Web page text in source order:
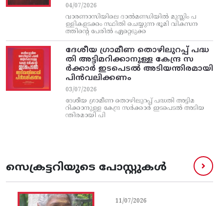
04/07/2026
വാരണാസിയിലെ ദാൽമണ്ഡിയിൽ മുസ്ലിം പ
ള്ളികളടക്കം സ്ഥിതി ചെയ്യുന്ന ഭൂമി വികസന
ത്തിന്റെ പേരിൽ ഏറ്റെടുക്ക
ദേശീയ ഗ്രാമീണ തൊഴിലുറപ്പ്‌ പദ്ധ
തി അട്ടിമറിക്കാനുള്ള കേന്ദ്ര സ
ര്‍ക്കാര്‍ ഇടപെടല്‍ അടിയന്തിരമായി
പിന്‍വലിക്കണം
03/07/2026
ദേശീയ ഗ്രാമീണ തൊഴിലുറപ്പ്‌ പദ്ധതി അട്ടിമ
റിക്കാനുള്ള കേന്ദ്ര സര്‍ക്കാര്‍ ഇടപെടല്‍ അടിയ
ന്തിരമായി പി
സെക്രട്ടറിയുടെ പോസ്റ്റുകൾ
11/07/2026